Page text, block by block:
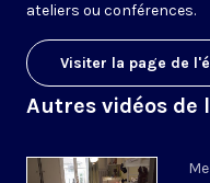
ateliers ou conférences.
Visiter la page de
Autres vidéos de